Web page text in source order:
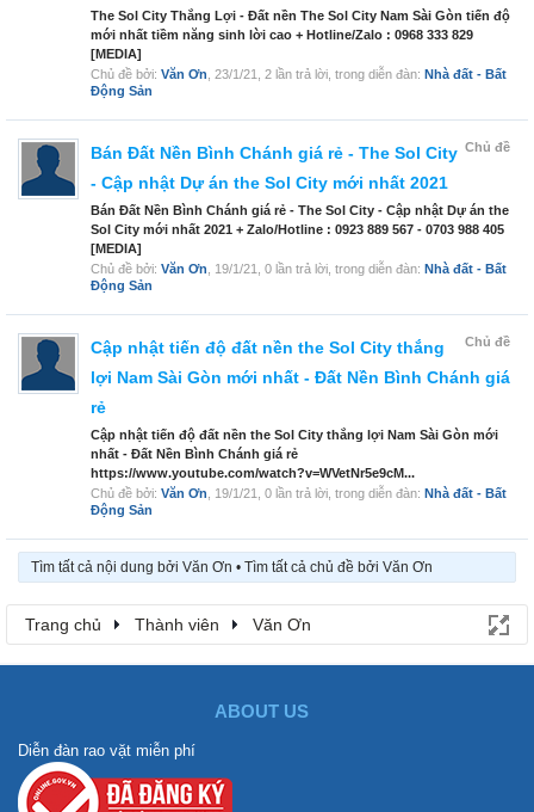
The Sol City Thắng Lợi - Đất nền The Sol City Nam Sài Gòn tiến độ
mới nhất tiềm năng sinh lời cao + Hotline/Zalo : 0968 333 829
[MEDIA]
Chủ đề bởi: Văn Ơn 23/1/21 , 2 lần trả lời, trong diễn đàn: Nhà đất - Bất
Động Sản
Chủ đề
Bán Đất Nền Bình Chánh giá rẻ - The Sol City
- Cập nhật Dự án the Sol City mới nhất 2021
Bán Đất Nền Bình Chánh giá rẻ - The Sol City - Cập nhật Dự án the
Sol City mới nhất 2021 + Zalo/Hotline : 0923 889 567 - 0703 988 405
[MEDIA]
Chủ đề bởi: Văn Ơn 19/1/21 , 0 lần trả lời, trong diễn đàn: Nhà đất - Bất
Động Sản
Chủ đề
Cập nhật tiến độ đất nền the Sol City thắng
lợi Nam Sài Gòn mới nhất - Đất Nền Bình Chánh giá
rẻ
Cập nhật tiến độ đất nền the Sol City thắng lợi Nam Sài Gòn mới
nhất - Đất Nền Bình Chánh giá rẻ
https://www.youtube.com/watch?v=WVetNr5e9cM...
Chủ đề bởi: Văn Ơn 19/1/21 , 0 lần trả lời, trong diễn đàn: Nhà đất - Bất
Động Sản
Tìm tất cả nội dung bởi Văn Ơn Tìm tất cả chủ đề bởi Văn Ơn
Trang chủ Thành viên Văn Ơn
ABOUT US
Diễn đàn rao vặt miễn phí